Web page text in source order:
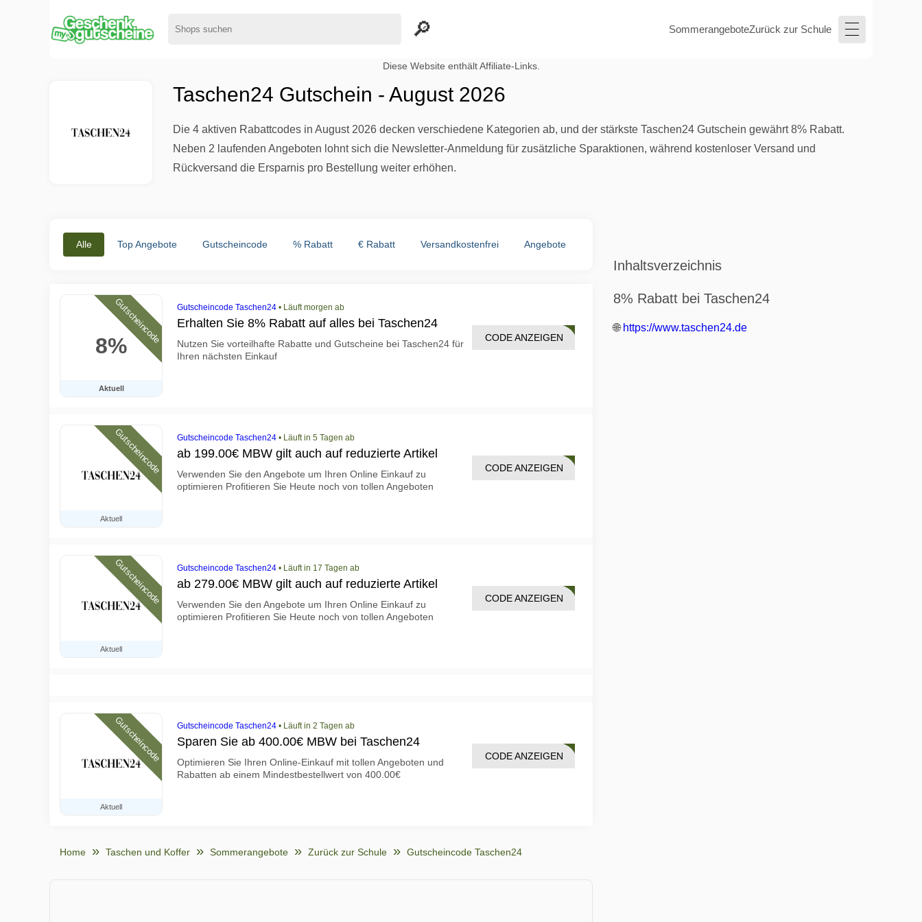
SommerangeboteZurück zur Schule
Diese Website enthält Affiliate-Links.
Taschen24 Gutschein - August 2026
Die 4 aktiven Rabattcodes in August 2026 decken verschiedene Kategorien ab, und der stärkste Taschen24 Gutschein gewährt 8% Rabatt.
Neben 2 laufenden Angeboten lohnt sich die Newsletter-Anmeldung für zusätzliche Sparaktionen, während kostenloser Versand und
Rückversand die Ersparnis pro Bestellung weiter erhöhen.
Alle Top Angebote Gutscheincode % Rabatt € Rabatt Versandkostenfrei Angebote
8%
Aktuell
Gutscheincode Gutscheincode Taschen24 • Läuft morgen ab
Erhalten Sie 8% Rabatt auf alles bei Taschen24
Nutzen Sie vorteilhafte Rabatte und Gutscheine bei Taschen24 für
Ihren nächsten Einkauf
UEH8
CODE ANZEIGEN
Aktuell
Gutscheincode Gutscheincode Taschen24 • Läuft in 5 Tagen ab
ab 199.00€ MBW gilt auch auf reduzierte Artikel
Verwenden Sie den Angebote um Ihren Online Einkauf zu
optimieren Profitieren Sie Heute noch von tollen Angeboten
LE18
CODE ANZEIGEN
Aktuell
Gutscheincode Gutscheincode Taschen24 • Läuft in 17 Tagen ab
ab 279.00€ MBW gilt auch auf reduzierte Artikel
Verwenden Sie den Angebote um Ihren Online Einkauf zu
optimieren Profitieren Sie Heute noch von tollen Angeboten
LE25
CODE ANZEIGEN
Aktuell
Gutscheincode Gutscheincode Taschen24 • Läuft in 2 Tagen ab
Sparen Sie ab 400.00€ MBW bei Taschen24
Optimieren Sie Ihren Online-Einkauf mit tollen Angeboten und
Rabatten ab einem Mindestbestellwert von 400.00€
EN40
CODE ANZEIGEN
Home Taschen und Koffer Sommerangebote Zurück zur Schule Gutscheincode Taschen24
Inhaltsverzeichnis
8% Rabatt bei Taschen24
🌐 https://www.taschen24.de